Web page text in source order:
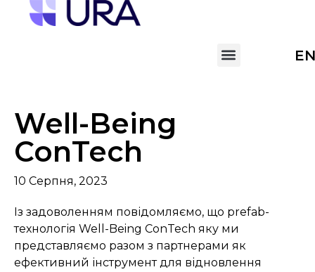
EN
Well-Being
ConTech
10 Серпня, 2023
Із задоволенням повідомляємо, що prefab-
технологія Well-Being ConTech яку ми
представляємо разом з партнерами як
ефективний інструмент для відновлення